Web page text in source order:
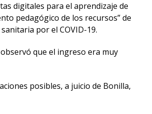
digitales para el aprendizaje de
pedagógico de los recursos” de
por el COVID-19.
que el ingreso era muy
posibles, a juicio de Bonilla,